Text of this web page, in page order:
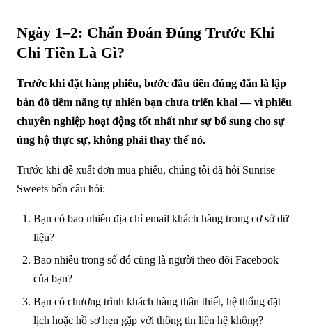
Ngày 1–2: Chẩn Đoán Đúng Trước Khi
Chi Tiền Là Gì?
Trước khi đặt hàng phiếu, bước đầu tiên đúng đắn là lập
bản đồ tiềm năng tự nhiên bạn chưa triển khai — vì phiếu
chuyên nghiệp hoạt động tốt nhất như sự bổ sung cho sự
ủng hộ thực sự, không phải thay thế nó.
Trước khi đề xuất đơn mua phiếu, chúng tôi đã hỏi Sunrise
Sweets bốn câu hỏi:
Bạn có bao nhiêu địa chỉ email khách hàng trong cơ sở dữ
liệu?
Bao nhiêu trong số đó cũng là người theo dõi Facebook
của bạn?
Bạn có chương trình khách hàng thân thiết, hệ thống đặt
lịch hoặc hồ sơ hẹn gặp với thông tin liên hệ không?